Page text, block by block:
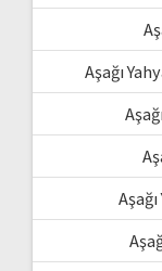
Aşağı